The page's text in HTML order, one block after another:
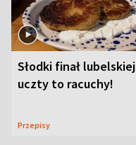
Słodki finał lubelskiej
uczty to racuchy!
Przepisy